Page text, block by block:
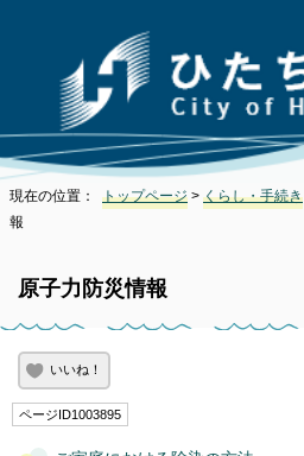
現在の位置： トップページ > くらし・手続き
報
原子力防災情報
いいね！
ページID1003895